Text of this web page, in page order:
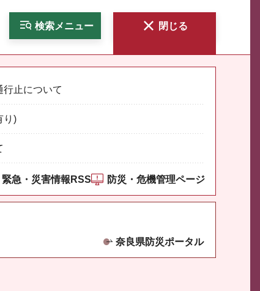
検索メニュー 閉じる
止について
り)
緊急・災害情報RSS 防災・危機管理ページ
奈良県防災ポータル